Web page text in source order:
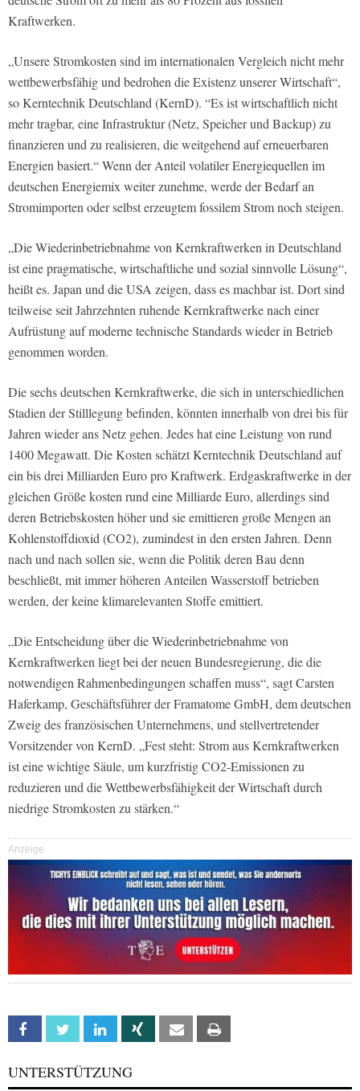
Kraftwerken.
„Unsere Stromkosten sind im internationalen Vergleich nicht mehr
wettbewerbsfähig und bedrohen die Existenz unserer Wirtschaft“,
so Kerntechnik Deutschland (KernD). “Es ist wirtschaftlich nicht
mehr tragbar, eine Infrastruktur (Netz, Speicher und Backup) zu
finanzieren und zu realisieren, die weitgehend auf erneuerbaren
Energien basiert.“ Wenn der Anteil volatiler Energiequellen im
deutschen Energiemix weiter zunehme, werde der Bedarf an
Stromimporten oder selbst erzeugtem fossilem Strom noch steigen.
„Die Wiederinbetriebnahme von Kernkraftwerken in Deutschland
ist eine pragmatische, wirtschaftliche und sozial sinnvolle Lösung“,
heißt es. Japan und die USA zeigen, dass es machbar ist. Dort sind
teilweise seit Jahrzehnten ruhende Kernkraftwerke nach einer
Aufrüstung auf moderne technische Standards wieder in Betrieb
genommen worden.
Die sechs deutschen Kernkraftwerke, die sich in unterschiedlichen
Stadien der Stilllegung befinden, könnten innerhalb von drei bis für
Jahren wieder ans Netz gehen. Jedes hat eine Leistung von rund
1400 Megawatt. Die Kosten schätzt Kerntechnik Deutschland auf
ein bis drei Milliarden Euro pro Kraftwerk. Erdgaskraftwerke in der
gleichen Größe kosten rund eine Milliarde Euro, allerdings sind
deren Betriebskosten höher und sie emittieren große Mengen an
Kohlenstoffdioxid (CO2), zumindest in den ersten Jahren. Denn
nach und nach sollen sie, wenn die Politik deren Bau denn
beschließt, mit immer höheren Anteilen Wasserstoff betrieben
werden, der keine klimarelevanten Stoffe emittiert.
„Die Entscheidung über die Wiederinbetriebnahme von
Kernkraftwerken liegt bei der neuen Bundesregierung, die die
notwendigen Rahmenbedingungen schaffen muss“, sagt Carsten
Haferkamp, Geschäftsführer der Framatome GmbH, dem deutschen
Zweig des französischen Unternehmens, und stellvertretender
Vorsitzender von KernD. „Fest steht: Strom aus Kernkraftwerken
ist eine wichtige Säule, um kurzfristig CO2-Emissionen zu
reduzieren und die Wettbewerbsfähigkeit der Wirtschaft durch
niedrige Stromkosten zu stärken.“
Anzeige
Facebook Twitter Linkedin Xing Email
UNTERSTÜTZUNG